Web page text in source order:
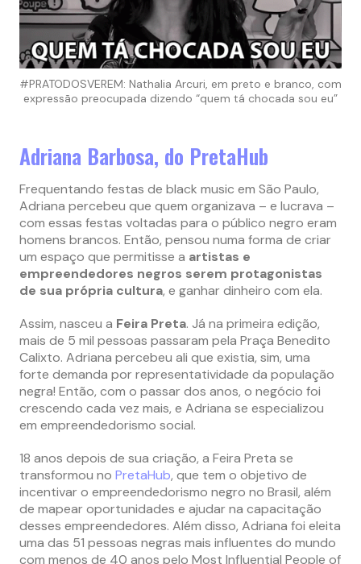
#PRATODOSVEREM: Nathalia Arcuri, em preto e branco, com
expressão preocupada dizendo “quem tá chocada sou eu”
Adriana Barbosa, do PretaHub
Frequentando festas de black music em São Paulo,
Adriana percebeu que quem organizava – e lucrava –
com essas festas voltadas para o público negro eram
homens brancos. Então, pensou numa forma de criar
um espaço que permitisse a artistas e
empreendedores negros serem protagonistas
de sua própria cultura, e ganhar dinheiro com ela.
Assim, nasceu a Feira Preta. Já na primeira edição,
mais de 5 mil pessoas passaram pela Praça Benedito
Calixto. Adriana percebeu ali que existia, sim, uma
forte demanda por representatividade da população
negra! Então, com o passar dos anos, o negócio foi
crescendo cada vez mais, e Adriana se especializou
em empreendedorismo social.
18 anos depois de sua criação, a Feira Preta se
transformou no PretaHub, que tem o objetivo de
incentivar o empreendedorismo negro no Brasil, além
de mapear oportunidades e ajudar na capacitação
desses empreendedores. Além disso, Adriana foi eleita
uma das 51 pessoas negras mais influentes do mundo
com menos de 40 anos pelo Most Influential People of